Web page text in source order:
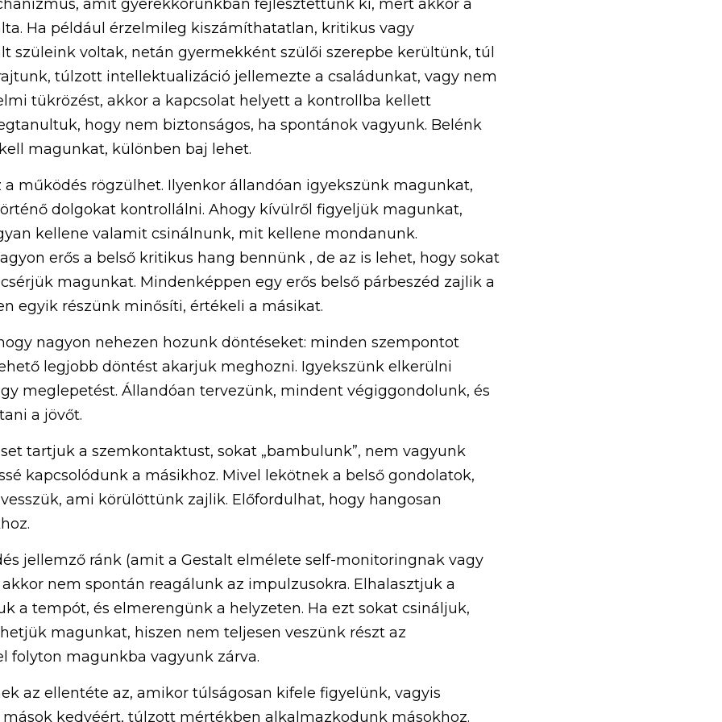
amit gyerekkorunkban fejlesztettünk ki, mert akkor a
Ha például érzelmileg kiszámíthatatlan, kritikus vagy
szüleink voltak, netán gyermekként szülői szerepbe kerültünk, túl
túlzott intellektualizáció jellemezte a családunkat, vagy nem
tükrözést, akkor a kapcsolat helyett a kontrollba kellett
hogy nem biztonságos, ha spontánok vagyunk. Belénk
magunkat, különben baj lehet.
működés rögzülhet. Ilyenkor állandóan igyekszünk magunkat,
dolgokat kontrollálni. Ahogy kívülről figyeljük magunkat,
kellene valamit csinálnunk, mit kellene mondanunk.
erős a belső kritikus hang bennünk , de az is lehet, hogy sokat
magunkat. Mindenképpen egy erős belső párbeszéd zajlik a
egyik részünk minősíti, értékeli a másikat.
nagyon nehezen hozunk döntéseket: minden szempontot
legjobb döntést akarjuk meghozni. Igyekszünk elkerülni
meglepetést. Állandóan tervezünk, mindent végiggondolunk, és
a jövőt.
tartjuk a szemkontaktust, sokat „bambulunk”, nem vagyunk
kapcsolódunk a másikhoz. Mivel lekötnek a belső gondolatok,
ami körülöttünk zajlik. Előfordulhat, hogy hangosan
jellemző ránk (amit a Gestalt elmélete self-monitoringnak vagy
nem spontán reagálunk az impulzusokra. Elhalasztjuk a
a tempót, és elmerengünk a helyzeten. Ha ezt sokat csináljuk,
magunkat, hiszen nem teljesen veszünk részt az
folyton magunkba vagyunk zárva.
az ellentéte az, amikor túlságosan kifele figyelünk, vagyis
kedvéért, túlzott mértékben alkalmazkodunk másokhoz.